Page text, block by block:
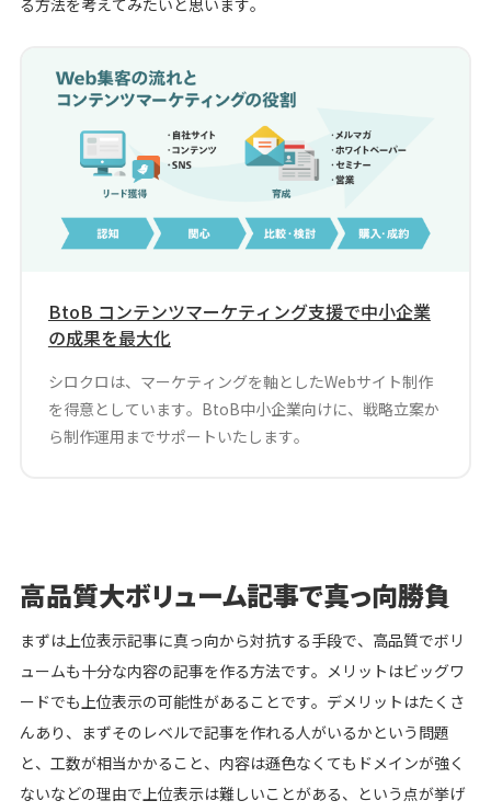
る方法を考えてみたいと思います。
BtoB コンテンツマーケティング支援で中小企業
の成果を最大化
シロクロは、マーケティングを軸としたWebサイト制作
を得意としています。BtoB中小企業向けに、戦略立案か
ら制作運用までサポートいたします。
高品質大ボリューム記事で真っ向勝負
まずは上位表示記事に真っ向から対抗する手段で、高品質でボリ
ュームも十分な内容の記事を作る方法です。メリットはビッグワ
ードでも上位表示の可能性があることです。デメリットはたくさ
んあり、まずそのレベルで記事を作れる人がいるかという問題
と、工数が相当かかること、内容は遜色なくてもドメインが強く
ないなどの理由で上位表示は難しいことがある、という点が挙げ